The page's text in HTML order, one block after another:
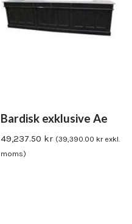
Bardisk exklusive Ae
49,237.50 kr (39,390.00 krexkl.
moms)